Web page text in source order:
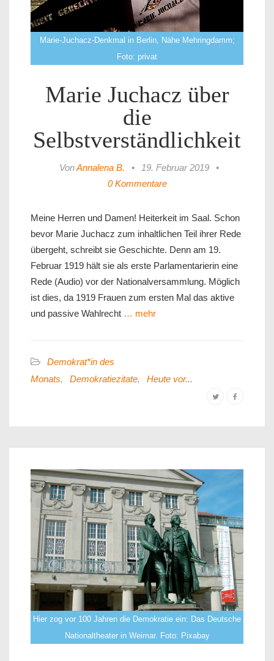
Marie-Juchacz-Denkmal in Berlin, Nähe Mehringdamm;
Foto: privat
Marie Juchacz über
die
Selbstverständlichkeit
VonAnnalena B. • 19. Februar 2019
•
0 Kommentare
Meine Herren und Damen! Heiterkeit im Saal. Schon
bevor Marie Juchacz zum inhaltlichen Teil ihrer Rede
übergeht, schreibt sie Geschichte. Denn am 19.
Februar 1919 hält sie als erste Parlamentarierin eine
Rede (Audio) vor der Nationalversammlung. Möglich
ist dies, da 1919 Frauen zum ersten Mal das aktive
und passive Wahlrecht … mehr
Demokrat*in des
Monats, Demokratiezitate, Heute vor...
Hier zog vor 100 Jahren die Demokratie ein: Das Deutsche
Nationaltheater in Weimar. Foto: Pixabay